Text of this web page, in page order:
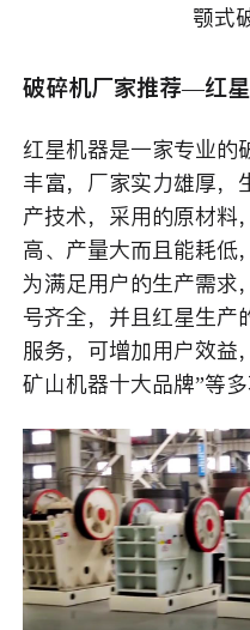
颚式
破碎机厂家推荐—红
红星机器是一家专业的
丰富，厂家实力雄厚，
产技术，采用的原材料
高、产量大而且能耗低
为满足用户的生产需求
号齐全，并且红星生产
服务，可增加用户效益
矿山机器十大品牌”等多